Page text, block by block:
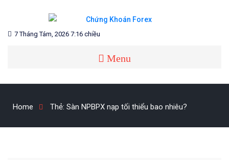
content
CHỨNG KHOÁN FOREX
Blog chia sẻ về Chứng Khoán và Forex
7 Tháng Tám, 2026 7:16 chiều
Menu
Home Thẻ: Sàn NPBPX nạp tối thiểu bao nhiêu?